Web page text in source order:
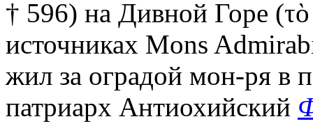
† 596) на Дивной Горе
источниках Mons
жил за оградой мон-ря в
патриарх Антиохийский